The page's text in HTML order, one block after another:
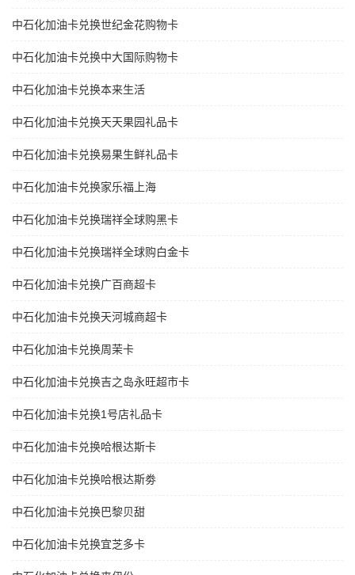
中石化加油卡兑换世纪金花购物卡
中石化加油卡兑换中大国际购物卡
中石化加油卡兑换本来生活
中石化加油卡兑换天天果园礼品卡
中石化加油卡兑换易果生鲜礼品卡
中石化加油卡兑换家乐福上海
中石化加油卡兑换瑞祥全球购黑卡
中石化加油卡兑换瑞祥全球购白金卡
中石化加油卡兑换广百商超卡
中石化加油卡兑换天河城商超卡
中石化加油卡兑换周茉卡
中石化加油卡兑换吉之岛永旺超市卡
中石化加油卡兑换1号店礼品卡
中石化加油卡兑换哈根达斯卡
中石化加油卡兑换哈根达斯劵
中石化加油卡兑换巴黎贝甜
中石化加油卡兑换宜芝多卡